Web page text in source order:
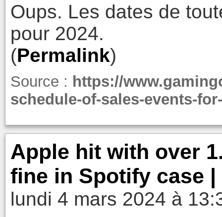
Oups. Les dates de
pour 2024.
(Permalink)
Source : https://
schedule-of-sales-events-
Apple hit with over
fine in Spotify case |
lundi 4 mars 2024 à